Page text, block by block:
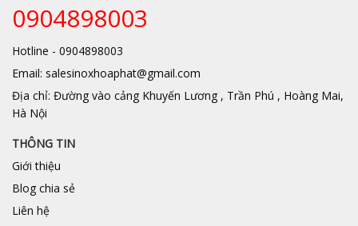
0904898003
Hotline - 0904898003
Email: salesinoxhoaphat@gmail.com
Địa chỉ: Đường vào cảng Khuyến Lương , Trần Phú , Hoàng Mai,
Hà Nội
THÔNG TIN
Giới thiệu
Blog chia sẻ
Liên hệ